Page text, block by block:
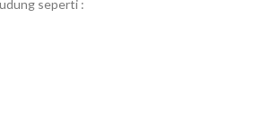
seperti :